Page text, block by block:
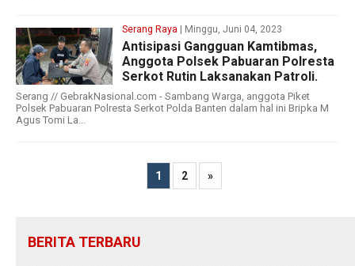
Serang Raya | Minggu, Juni 04, 2023
Antisipasi Gangguan Kamtibmas,
Anggota Polsek Pabuaran Polresta
Serkot Rutin Laksanakan Patroli.
Serang // GebrakNasional.com - Sambang Warga, anggota Piket
Polsek Pabuaran Polresta Serkot Polda Banten dalam hal ini Bripka M
Agus Tomi La...
1 2 »
BERITA TERBARU